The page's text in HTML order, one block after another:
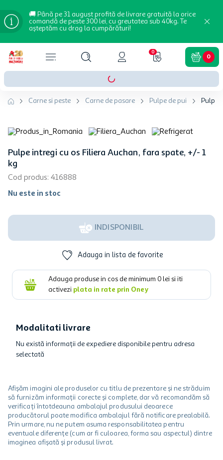
🚚 Până pe 31 august profită de livrare gratuită la orice
comandă de peste 300 lei, cu greutatea sub 40kg. Te
așteptăm cu drag la cumpărături!
0
0
Carne si peste Carne de pasare Pulpe de pui Pulpe
Pulpe intregi cu os Filiera Auchan, fara spate, +/- 1
kg
Cod produs: 416888
Nu este in stoc
INDISPONIBIL
Adauga in lista de favorite
Adauga produse in cos de minimum 0 lei si iti
activezi plata in rate prin Oney
Modalitati livrare
Nu există informații de expediere disponibile pentru adresa
selectată
Afișăm imagini ale produselor cu titlu de prezentare și ne străduim
să furnizăm informații corecte și complete, dar vă recomandăm să
verificați întotdeauna ambalajul produsului deoarece
producătorul poate modifica ambalajul fără notificare prealabilă.
Prin urmare, nu ne putem asuma responsabilitatea pentru
eventuale diferențe (cum ar fi culoarea, forma sau aspectul) dintre
imaginea afișată și produsul livrat.